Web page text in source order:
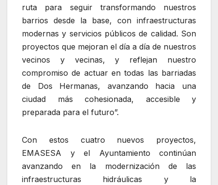
ruta para seguir transformando nuestros
barrios desde la base, con infraestructuras
modernas y servicios públicos de calidad. Son
proyectos que mejoran el día a día de nuestros
vecinos y vecinas, y reflejan nuestro
compromiso de actuar en todas las barriadas
de Dos Hermanas, avanzando hacia una
ciudad más cohesionada, accesible y
preparada para el futuro”.
Con estos cuatro nuevos proyectos,
EMASESA y el Ayuntamiento continúan
avanzando en la modernización de las
infraestructuras hidráulicas y la